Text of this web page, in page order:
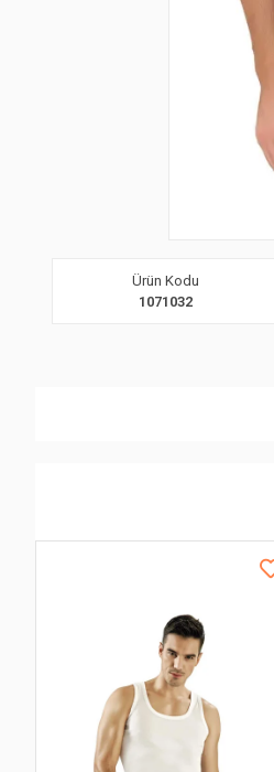
Ürün Kodu
1071032